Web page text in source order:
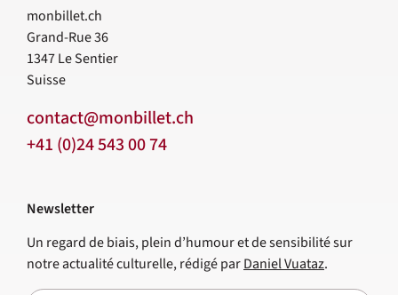
monbillet.ch
Grand-Rue 36
1347Le Sentier
Suisse
contact@monbillet.ch
+41 (0)24 543 00 74
Newsletter
Un regard de biais, plein d’humour et de sensibilité sur
notre actualité culturelle, rédigé parDaniel Vuataz.